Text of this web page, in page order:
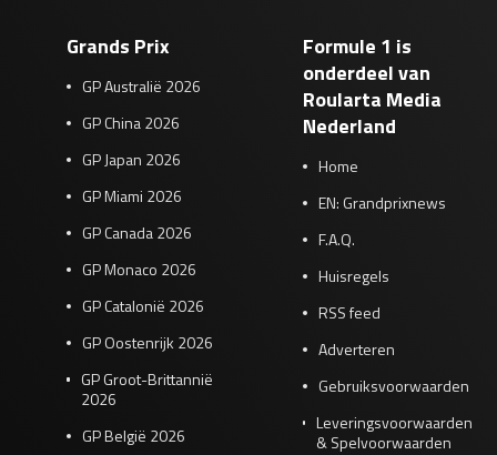
Grands Prix
GP Australië 2026
GP China 2026
GP Japan 2026
GP Miami 2026
GP Canada 2026
GP Monaco 2026
GP Catalonië 2026
GP Oostenrijk 2026
GP Groot-Brittannië
2026
GP België 2026
Formule 1 is
onderdeel van
Roularta Media
Nederland
Home
EN: Grandprixnews
F.A.Q.
Huisregels
RSS feed
Adverteren
Gebruiksvoorwaarden
Leveringsvoorwaarden
& Spelvoorwaarden